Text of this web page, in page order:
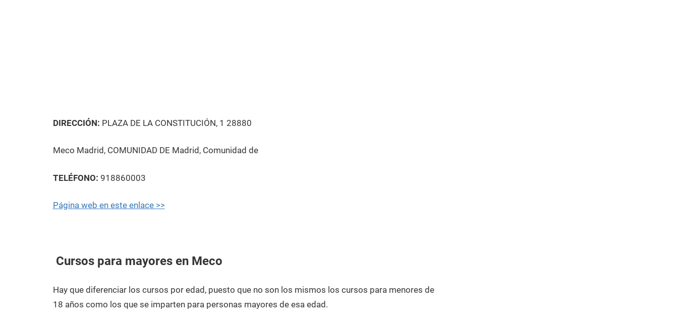
DIRECCIÓN: PLAZA DE LA CONSTITUCIÓN, 1 28880
Meco Madrid, COMUNIDAD DE Madrid, Comunidad de
TELÉFONO: 918860003
Página web en este enlace >>
Cursos para mayores en Meco
Hay que diferenciar los cursos por edad, puesto que no son los mismos los cursos para menores de
18 años como los que se imparten para personas mayores de esa edad.